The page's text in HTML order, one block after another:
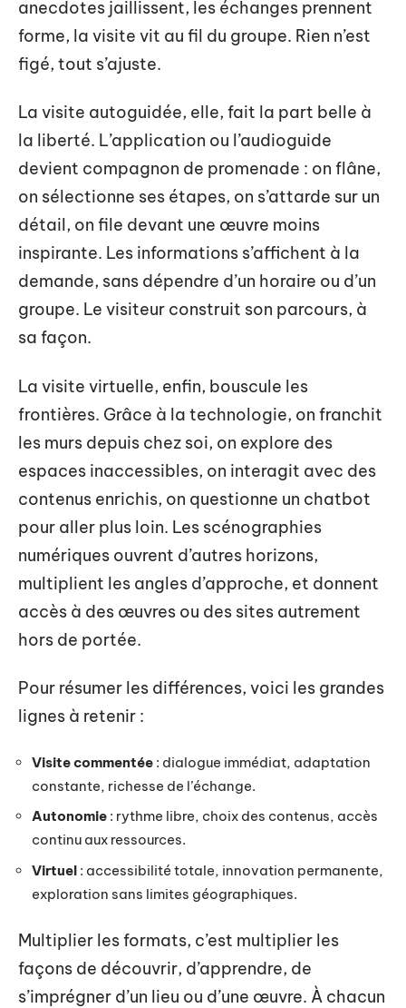
anecdotes jaillissent, les échanges prennent
forme, la visite vit au fil du groupe. Rien n’est
figé, tout s’ajuste.
La visite autoguidée, elle, fait la part belle à
la liberté. L’application ou l’audioguide
devient compagnon de promenade : on flâne,
on sélectionne ses étapes, on s’attarde sur un
détail, on file devant une œuvre moins
inspirante. Les informations s’affichent à la
demande, sans dépendre d’un horaire ou d’un
groupe. Le visiteur construit son parcours, à
sa façon.
La visite virtuelle, enfin, bouscule les
frontières. Grâce à la technologie, on franchit
les murs depuis chez soi, on explore des
espaces inaccessibles, on interagit avec des
contenus enrichis, on questionne un chatbot
pour aller plus loin. Les scénographies
numériques ouvrent d’autres horizons,
multiplient les angles d’approche, et donnent
accès à des œuvres ou des sites autrement
hors de portée.
Pour résumer les différences, voici les grandes
lignes à retenir :
Visite commentée : dialogue immédiat, adaptation
constante, richesse de l’échange.
Autonomie : rythme libre, choix des contenus, accès
continu aux ressources.
Virtuel : accessibilité totale, innovation permanente,
exploration sans limites géographiques.
Multiplier les formats, c’est multiplier les
façons de découvrir, d’apprendre, de
s’imprégner d’un lieu ou d’une œuvre. À chacun